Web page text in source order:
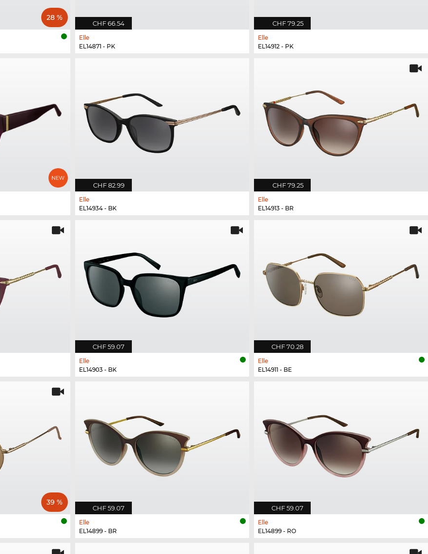
28 %
CHF 66.54
Elle
EL14871 - PK
CHF 79.25
Elle
EL14912 - PK
CHF 82.99
Elle
EL14934 - BK
CHF 79.25
Elle
EL14913 - BR
CHF 59.07
Elle
EL14903 - BK
CHF 70.28
Elle
EL14911 - BE
39 %
CHF 59.07
Elle
EL14899 - BR
CHF 59.07
Elle
EL14899 - RO